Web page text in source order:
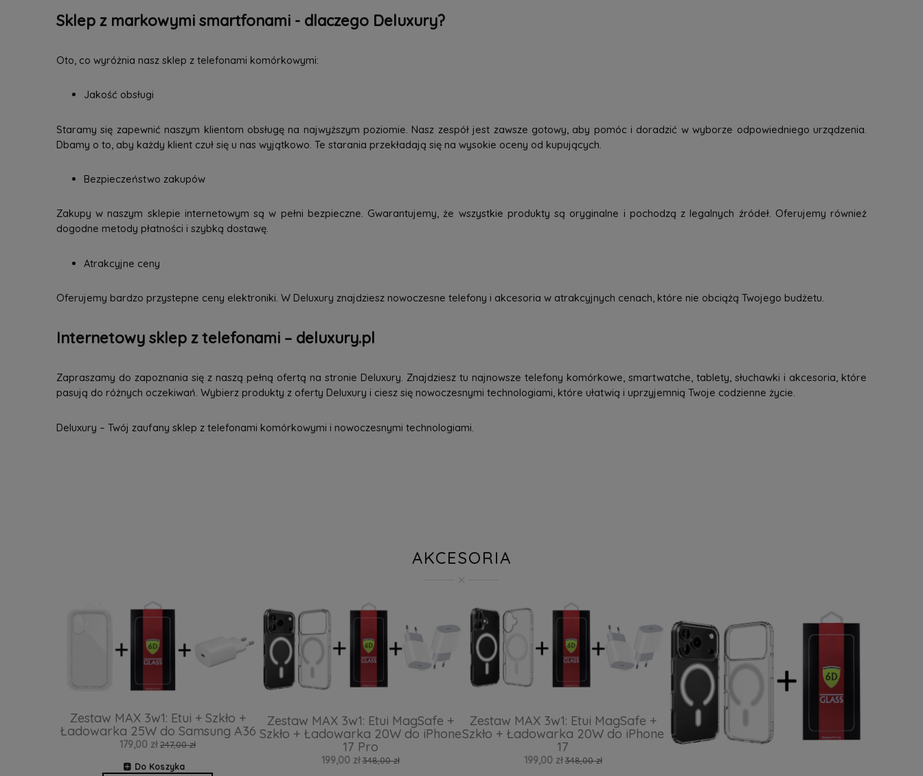
Sklep z markowymi smartfonami - dlaczego Deluxury?
Oto, co wyróżnia nasz sklep z telefonami komórkowymi:
Jakość obsługi
Staramy się zapewnić naszym klientom obsługę na najwyższym poziomie. Nasz zespół jest zawsze gotowy, aby pomóc i doradzić w wyborze odpowiedniego urządzenia.
Dbamy o to, aby każdy klient czuł się u nas wyjątkowo. Te starania przekładają się na wysokie oceny od kupujących.
Bezpieczeństwo zakupów
Zakupy w naszym sklepie internetowym są w pełni bezpieczne. Gwarantujemy, że wszystkie produkty są oryginalne i pochodzą z legalnych źródeł. Oferujemy również
dogodne metody płatności i szybką dostawę.
Atrakcyjne ceny
Oferujemy bardzo przystepne ceny elektroniki. W Deluxury znajdziesz nowoczesne telefony i akcesoria w atrakcyjnych cenach, które nie obciążą Twojego budżetu.
Internetowy sklep z telefonami – deluxury.pl
Zapraszamy do zapoznania się z naszą pełną ofertą na stronie Deluxury. Znajdziesz tu najnowsze telefony komórkowe, smartwatche, tablety, słuchawki i akcesoria, które
pasują do różnych oczekiwań. Wybierz produkty z oferty Deluxury i ciesz się nowoczesnymi technologiami, które ułatwią i uprzyjemnią Twoje codzienne życie.
Deluxury – Twój zaufany sklep z telefonami komórkowymi i nowoczesnymi technologiami.
AKCESORIA
Zestaw MAX 3w1: Etui + Szkło +
Ładowarka 25W do Samsung A36
179,00 zł 247,00 zł
Do Koszyka
Zestaw MAX 3w1: Etui MagSafe +
Szkło + Ładowarka 20W do iPhone
17 Pro
199,00 zł 348,00 zł
Zestaw MAX 3w1: Etui MagSafe +
Szkło + Ładowarka 20W do iPhone
17
199,00 zł 348,00 zł